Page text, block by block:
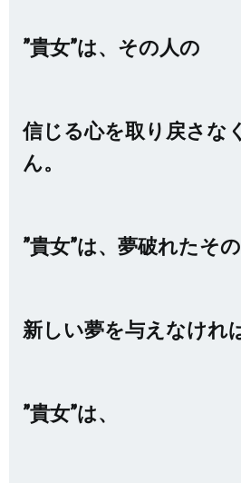
”貴女”は、その人の
信じる心を取り戻さな
ん。
”貴女”は、夢破れたそ
新しい夢を与えなけれ
”貴女”は、